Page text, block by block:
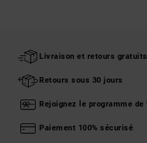
Livraison et retours
Retours sous 30 jours
Rejoignez le programme
Paiement 100% sécurisé